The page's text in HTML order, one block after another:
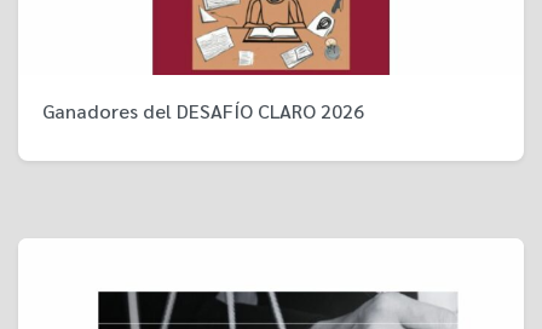
Ganadores del DESAFÍO CLARO 2026